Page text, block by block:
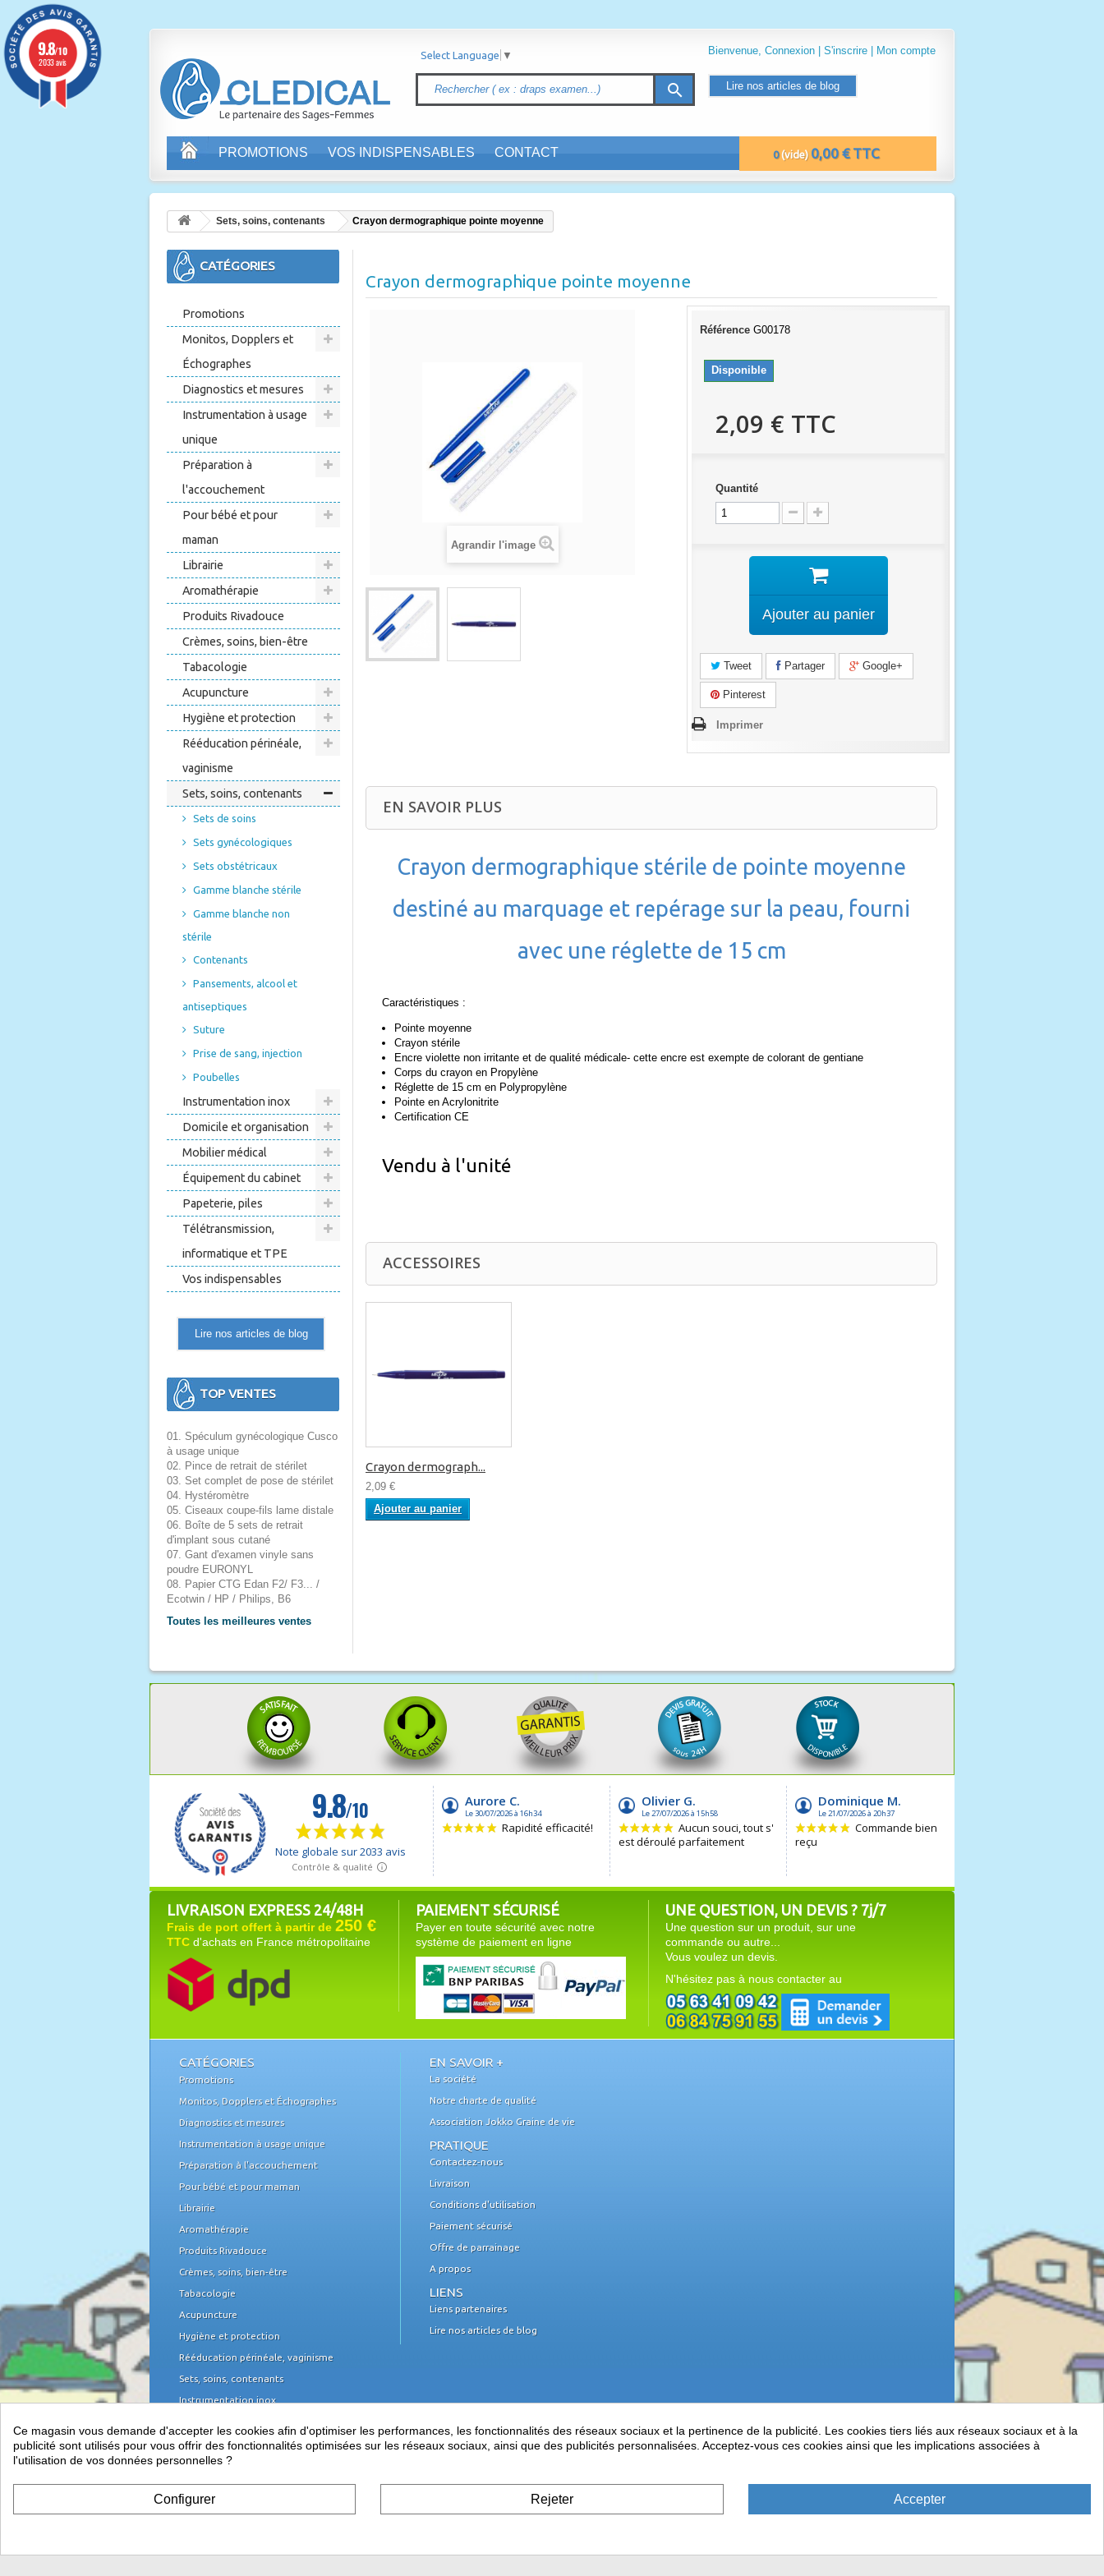
Bienvenue, Connexion | S'inscrire | Mon compte
search
0 (vide) 0,00 € TTC
PROMOTIONS VOS INDISPENSABLES CONTACT
Lire nos articles de blog
Select Language ▼
Sets, soins, contenants Crayon dermographique pointe moyenne
CATÉGORIES
Promotions
Monitos, Dopplers et
Échographes
Diagnostics et mesures
Instrumentation à usage
unique
Préparation à
l'accouchement
Pour bébé et pour
maman
Librairie
Aromathérapie
Produits Rivadouce
Crèmes, soins, bien-être
Tabacologie
Acupuncture
Hygiène et protection
Rééducation périnéale,
vaginisme
Sets, soins, contenants
Sets de soins
Sets gynécologiques
Sets obstétricaux
Gamme blanche stérile
Gamme blanche non
stérile
Contenants
Pansements, alcool et
antiseptiques
Suture
Prise de sang, injection
Poubelles
Instrumentation inox
Domicile et organisation
Mobilier médical
Équipement du cabinet
Papeterie, piles
Télétransmission,
informatique et TPE
Vos indispensables
Lire nos articles de blog
TOP VENTES
01. Spéculum gynécologique Cusco
à usage unique
02. Pince de retrait de stérilet
03. Set complet de pose de stérilet
04. Hystéromètre
05. Ciseaux coupe-fils lame distale
06. Boîte de 5 sets de retrait
d'implant sous cutané
07. Gant d'examen vinyle sans
poudre EURONYL
08. Papier CTG Edan F2/ F3... /
Ecotwin / HP / Philips, B6
Toutes les meilleures ventes
Crayon dermographique pointe moyenne
Agrandir l'image
Référence G00178
Disponible
2,09 € TTC
Quantité
Ajouter au panier
Tweet Partager Google+
Pinterest
Imprimer
EN SAVOIR PLUS
Crayon dermographique stérile de pointe moyenne
destiné au marquage et repérage sur la peau, fourni
avec une réglette de 15 cm
Caractéristiques :
Pointe moyenne
Crayon stérile
Encre violette non irritante et de qualité médicale- cette encre est exempte de colorant de gentiane
Corps du crayon en Propylène
Réglette de 15 cm en Polypropylène
Pointe en Acrylonitrite
Certification CE
Vendu à l'unité
ACCESSOIRES
Crayon dermograph...
2,09 €
Ajouter au panier
LIVRAISON EXPRESS 24/48H
Frais de port offert à partir de 250 €
TTC d'achats en France métropolitaine
PAIEMENT SÉCURISÉ
Payer en toute sécurité avec notre
système de paiement en ligne
UNE QUESTION, UN DEVIS ? 7j/7
Une question sur un produit, sur une
commande ou autre...
Vous voulez un devis.
N'hésitez pas à nous contacter au
CATÉGORIES
Promotions
Monitos, Dopplers et Échographes
Diagnostics et mesures
Instrumentation à usage unique
Préparation à l'accouchement
Pour bébé et pour maman
Librairie
Aromathérapie
Produits Rivadouce
Crèmes, soins, bien-être
Tabacologie
Acupuncture
Hygiène et protection
Rééducation périnéale, vaginisme
Sets, soins, contenants
Instrumentation inox
Mobilier médical
Équipement du cabinet
Papeterie, piles
Télétransmission, informatique et TPE
EN SAVOIR +
La société
Notre charte de qualité
Association Jokko Graine de vie
PRATIQUE
Contactez-nous
Livraison
Conditions d'utilisation
Paiement sécurisé
Offre de parrainage
A propos
LIENS
Liens partenaires
Lire nos articles de blog
Ce magasin vous demande d'accepter les cookies afin d'optimiser les performances, les fonctionnalités des réseaux sociaux et la pertinence de la publicité. Les cookies tiers liés aux réseaux sociaux et à la
publicité sont utilisés pour vous offrir des fonctionnalités optimisées sur les réseaux sociaux, ainsi que des publicités personnalisées. Acceptez-vous ces cookies ainsi que les implications associées à
l'utilisation de vos données personnelles ?
Configurer Rejeter Accepter
9.8/10
2033 avis